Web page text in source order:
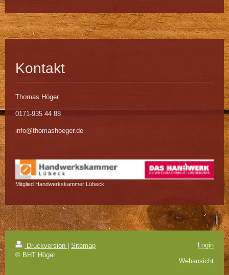
Kontakt
Thomas Höger
0171-935 44 88
info@thomashoeger.de
Mitglied Handwerkskammer Lübeck
Druckversion
Sitemap
© BHT Höger
Login
Webansicht